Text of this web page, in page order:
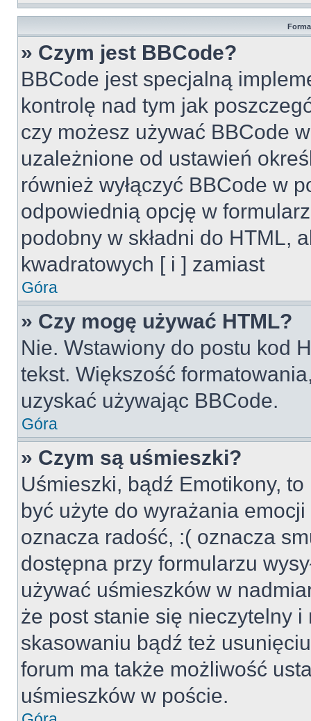
» Czym jest BBCode?
BBCode jest specjalną
kontrolę nad tym jak
czy możesz używać BBCode
uzależnione od ustawień
również wyłączyć BBCode w
odpowiednią opcję w
podobny w składni do HTML,
kwadratowych [ i ] zamiast
Góra
» Czy mogę używać HTML?
Nie. Wstawiony do postu kod
tekst. Większość
uzyskać używając BBCode.
Góra
» Czym są uśmieszki?
Uśmieszki, bądź Emotikony,
być użyte do wyrażania
oznacza radość, :( oznacza
dostępna przy formularzu
używać uśmieszków w
że post stanie się nieczytelny
skasowaniu bądź też
forum ma także możliwość
uśmieszków w poście.